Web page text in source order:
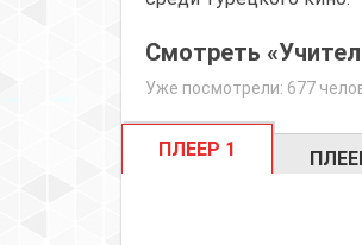
Смотреть
Уже посмотрели: 677
ПЛЕЕР 1